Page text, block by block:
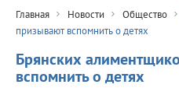
Главная Новости Общество
призывают вспомнить о детях
Брянских
вспомнить о детях